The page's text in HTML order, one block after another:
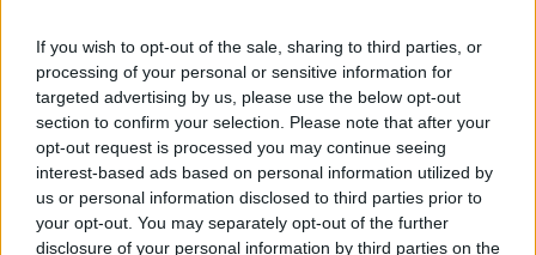
If you wish to opt-out of the sale, sharing to third parties, or
processing of your personal or sensitive information for
targeted advertising by us, please use the below opt-out
section to confirm your selection. Please note that after your
opt-out request is processed you may continue seeing
interest-based ads based on personal information utilized by
us or personal information disclosed to third parties prior to
your opt-out. You may separately opt-out of the further
disclosure of your personal information by third parties on the